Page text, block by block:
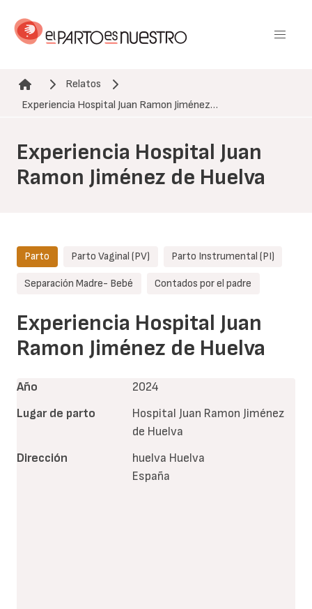
contenido
Ruta de navegación
Relatos
Experiencia Hospital Juan Ramon Jiménez…
Experiencia Hospital Juan
Ramon Jiménez de Huelva
Experiencia Hospital Juan
Ramon Jiménez de Huelva
Parto Parto Vaginal (PV) Parto Instrumental (PI)
Separación Madre- Bebé Contados por el padre
Año
2024
Lugar de parto
Hospital Juan Ramon Jiménez
de Huelva
Dirección
huelva Huelva
España